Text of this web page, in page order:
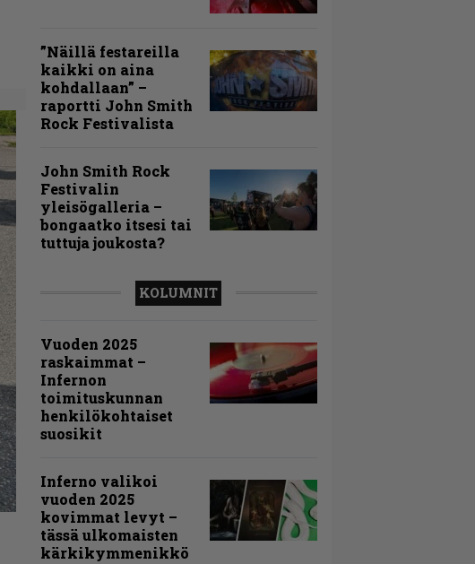
”Näillä festareilla
kaikki on aina
kohdallaan” –
raportti John Smith
Rock Festivalista
John Smith Rock
Festivalin
yleisögalleria –
bongaatko itsesi tai
tuttuja joukosta?
KOLUMNIT
Vuoden 2025
raskaimmat –
Infernon
toimituskunnan
henkilökohtaiset
suosikit
Inferno valikoi
vuoden 2025
kovimmat levyt –
tässä ulkomaisten
kärkikymmenikkö